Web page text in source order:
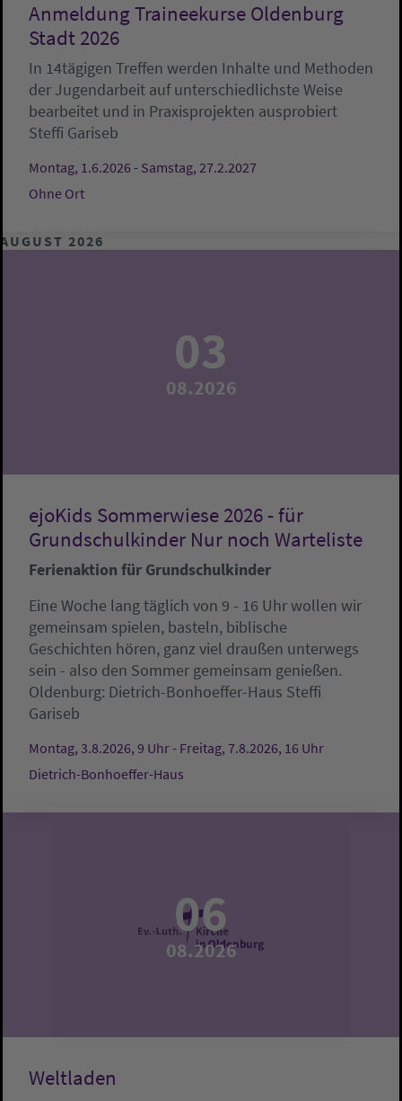
Anmeldung Traineekurse Oldenburg
Stadt 2026
In 14tägigen Treffen werden Inhalte und Methoden
der Jugendarbeit auf unterschiedlichste Weise
bearbeitet und in Praxisprojekten ausprobiert
Steffi Gariseb
Montag, 1.6.2026 - Samstag, 27.2.2027
Ohne Ort
AUGUST 2026
03
08.2026
ejoKids Sommerwiese 2026 - für
Grundschulkinder Nur noch Warteliste
Ferienaktion für Grundschulkinder
Eine Woche lang täglich von 9 - 16 Uhr wollen wir
gemeinsam spielen, basteln, biblische
Geschichten hören, ganz viel draußen unterwegs
sein - also den Sommer gemeinsam genießen.
Oldenburg: Dietrich-Bonhoeffer-Haus Steffi
Gariseb
Montag, 3.8.2026, 9 Uhr - Freitag, 7.8.2026, 16 Uhr
Dietrich-Bonhoeffer-Haus
06
08.2026
Weltladen